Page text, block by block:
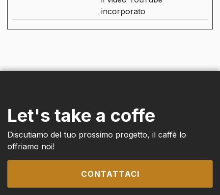
incorporato
Let's take a coffe
Discutiamo del tuo prossimo progetto, il caffè lo
offriamo noi!
CONTATTACI